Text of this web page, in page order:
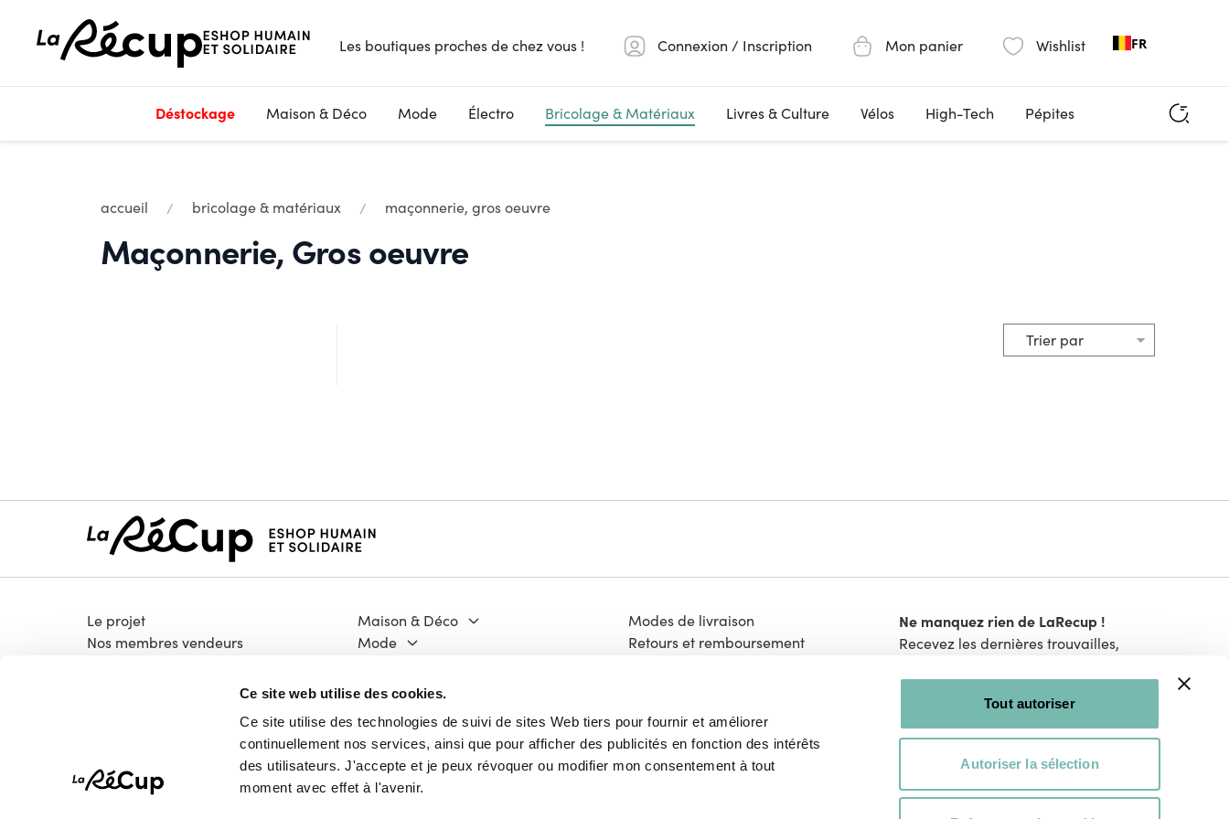
Ce site web utilise des cookies.
Ce site utilise des technologies de suivi de sites Web tiers pour fournir et améliorer
continuellement nos services, ainsi que pour afficher des publicités en fonction des intérêts
des utilisateurs. J'accepte et je peux révoquer ou modifier mon consentement à tout
moment avec effet à l'avenir.
Tout autoriser
Autoriser la sélection
Les boutiques proches de chez vous ! Connexion / Inscription Mon panier Wishlist FR
Déstockage Maison & Déco Mode Électro Bricolage & Matériaux Livres & Culture Vélos High-Tech Pépites
accueil bricolage & matériaux maçonnerie, gros oeuvre
Maçonnerie, Gros oeuvre
Le projet
Nos membres vendeurs
Maison & Déco
Mode
Bricolage & Matériaux
Vélos
High-Tech
Pépites
Modes de livraison
Retours et remboursement
Mentions légales
Vie Privée
Charte Cookies
Ne manquez rien de LaRecup !
Recevez les dernières trouvailles,
Je m'inscris !
données personnelles conformément à sa